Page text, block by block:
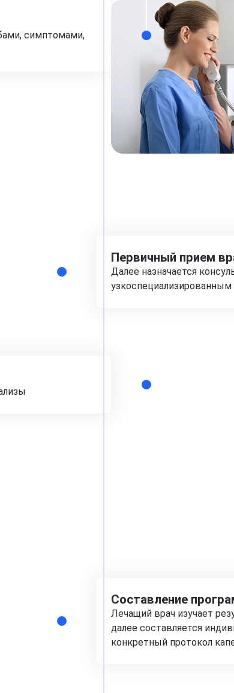
симптомами,
Первичный прием
Далее назначается
Составление
Лечащий врач изучает
далее составляется
конкретный протокол